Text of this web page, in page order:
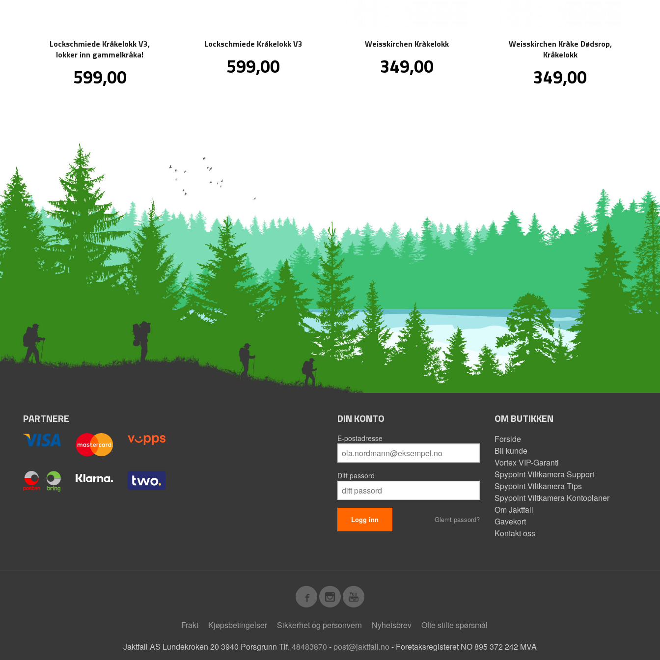
Lockschmiede Kråkelokk V3,
lokker inn gammelkråka!
Pris
599,00mva.
Lockschmiede Kråkelokk V3
Pris
599,00
Weisskirchen Kråkelokk
Pris
349,00mva.
Weisskirchen Kråke Dødsrop,
Kråkelokk
Pris
349,00
PARTNERE DIN KONTO
E-postadresse
Ditt passord
Glemt passord?
OM BUTIKKEN
Forside
Bli kunde
Vortex VIP-Garanti
Spypoint Viltkamera Support
Spypoint Viltkamera Tips
Spypoint Viltkamera Kontoplaner
Om Jaktfall
Gavekort
Kontakt oss
Frakt Kjøpsbetingelser Sikkerhet og personvern Nyhetsbrev
Ofte stilte spørsmål
Jaktfall AS Lundekroken 20 3940 Porsgrunn Tlf. 48483870 - post@jaktfall.no - Foretaksregisteret NO 895 372 242 MVA